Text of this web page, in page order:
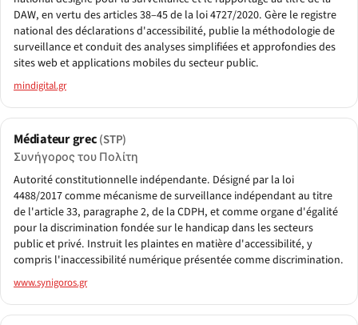
DAW, en vertu des articles 38–45 de la loi 4727/2020. Gère le registre
national des déclarations d'accessibilité, publie la méthodologie de
surveillance et conduit des analyses simplifiées et approfondies des
sites web et applications mobiles du secteur public.
mindigital.gr
Médiateur grec(STP)
Συνήγορος του Πολίτη
Autorité constitutionnelle indépendante. Désigné par la loi
4488/2017 comme mécanisme de surveillance indépendant au titre
de l'article 33, paragraphe 2, de la CDPH, et comme organe d'égalité
pour la discrimination fondée sur le handicap dans les secteurs
public et privé. Instruit les plaintes en matière d'accessibilité, y
compris l'inaccessibilité numérique présentée comme discrimination.
www.synigoros.gr